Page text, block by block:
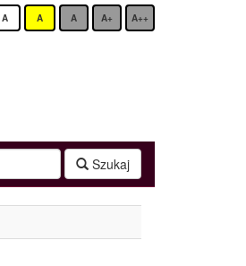
A A A A+ A++
Szukaj